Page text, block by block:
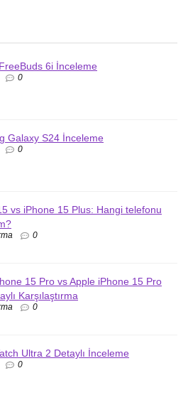
6i İnceleme
0
Galaxy S24 İnceleme
0
vs iPhone 15 Plus: Hangi telefonu
0
15 Pro vs Apple iPhone 15 Pro
Karşılaştırma
0
Ultra 2 Detaylı İnceleme
0